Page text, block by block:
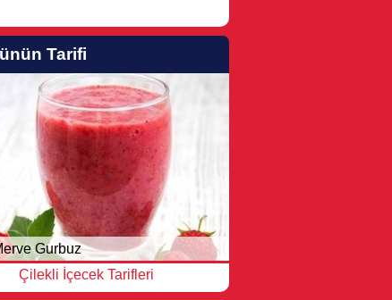
Tarifi
Gurbuz
Çilekli İçecek Tarifleri